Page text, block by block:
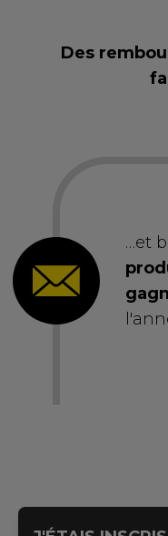
Des
…et